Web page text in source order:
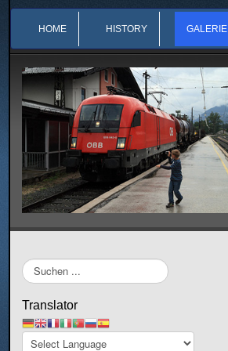
HOME HISTORY GALERIE
Suchen
...
Translator